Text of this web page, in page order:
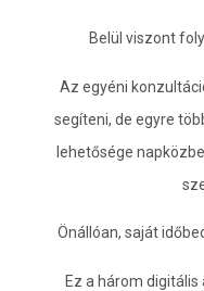
Belül viszont
Az egyéni
segíteni, de egyre
lehetősége
Önállóan, saját
Ez a három